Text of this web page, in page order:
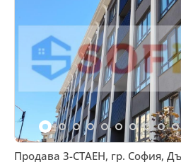
Продава 3-СТАЕН, гр. София,